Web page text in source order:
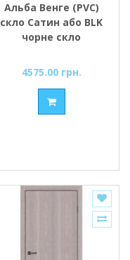
Альба Венге (PVC)
скло Сатин або BLK
чорне скло
4575.00 грн.